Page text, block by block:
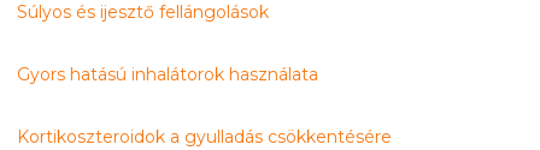
Súlyos és ijesztő fellángolások
Gyors hatású inhalátorok használata
Kortikoszteroidok a gyulladás csökkentésére